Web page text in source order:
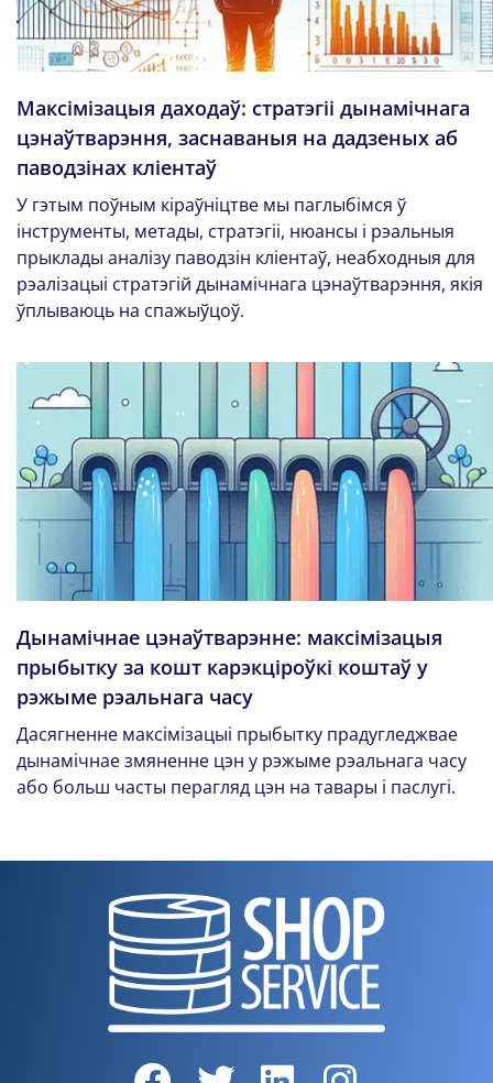
Максімізацыя даходаў: стратэгіі дынамічнага
цэнаўтварэння, заснаваныя на дадзеных аб
паводзінах кліентаў
У гэтым поўным кіраўніцтве мы паглыбімся ў
інструменты, метады, стратэгіі, нюансы і рэальныя
прыклады аналізу паводзін кліентаў, неабходныя для
рэалізацыі стратэгій дынамічнага цэнаўтварэння, якія
ўплываюць на спажыўцоў.
Дынамічнае цэнаўтварэнне: максімізацыя
прыбытку за кошт карэкціроўкі коштаў у
рэжыме рэальнага часу
Дасягненне максімізацыі прыбытку прадугледжвае
дынамічнае змяненне цэн у рэжыме рэальнага часу
або больш часты перагляд цэн на тавары і паслугі.